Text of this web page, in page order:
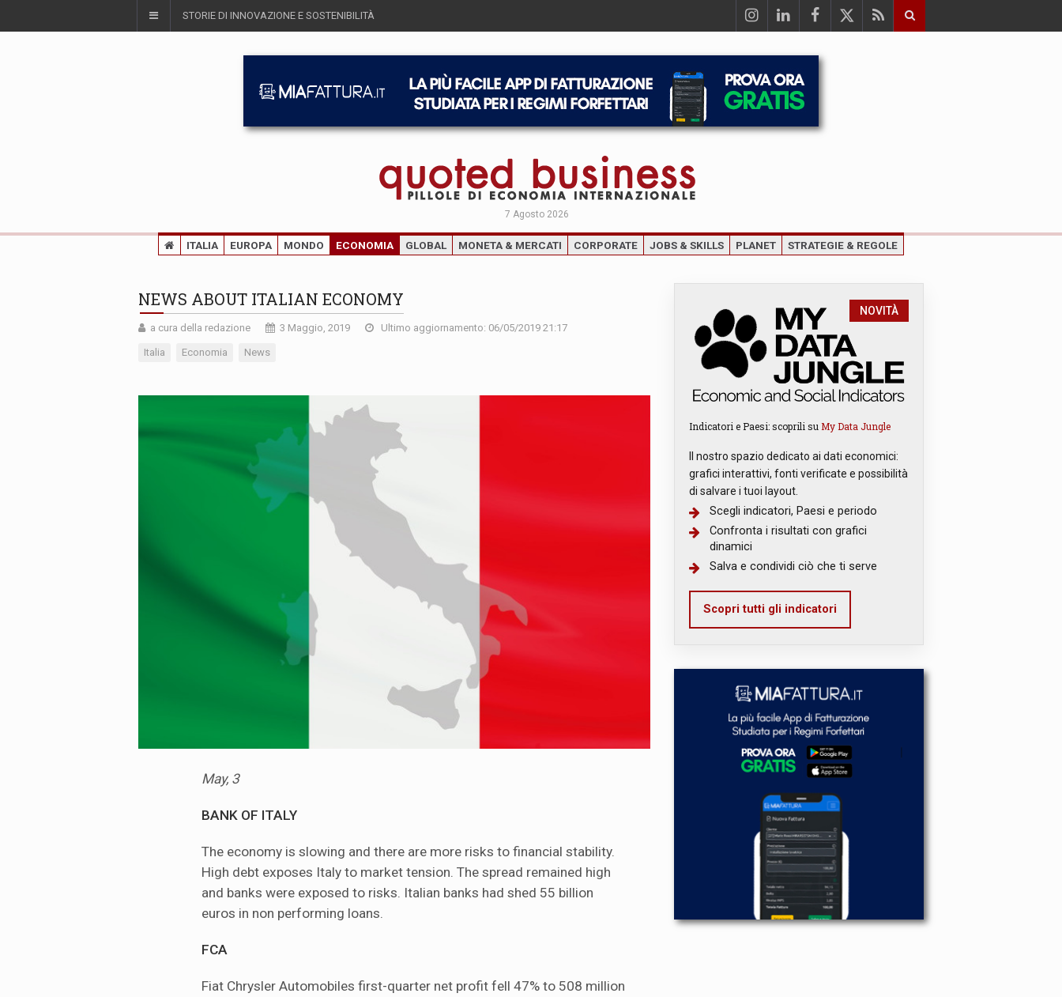
STORIE DI INNOVAZIONE E SOSTENIBILITÀ
7 Agosto 2026
ITALIA EUROPA MONDO ECONOMIA GLOBAL MONETA & MERCATI CORPORATE JOBS & SKILLS PLANET STRATEGIE & REGOLE
NEWS ABOUT ITALIAN ECONOMY
a cura della redazione 3 Maggio, 2019 Ultimo aggiornamento: 06/05/2019 21:17
Italia Economia News
May, 3
BANK OF ITALY
The economy is slowing and there are more risks to financial stability.
High debt exposes Italy to market tension. The spread remained high
and banks were exposed to risks. Italian banks had shed 55 billion
euros in non performing loans.
FCA
Fiat Chrysler Automobiles first-quarter net profit fell 47% to 508 million
NOVITÀ
Indicatori e Paesi: scoprili su My Data Jungle
Il nostro spazio dedicato ai dati economici:
grafici interattivi, fonti verificate e possibilità
di salvare i tuoi layout.
Scegli indicatori, Paesi e periodo
Confronta i risultati con grafici
dinamici
Salva e condividi ciò che ti serve
Scopri tutti gli indicatori